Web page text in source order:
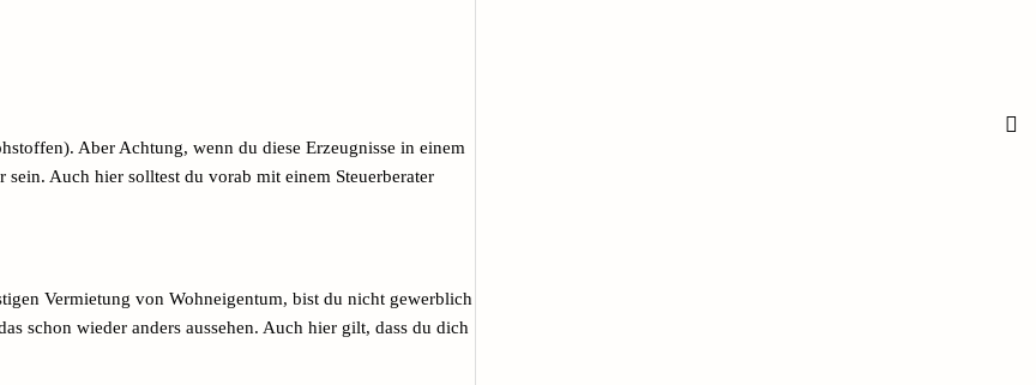
Aber Achtung, wenn du diese Erzeugnisse in einem
Auch hier solltest du vorab mit einem Steuerberater
Vermietung von Wohneigentum, bist du nicht gewerblich
schon wieder anders aussehen. Auch hier gilt, dass du dich